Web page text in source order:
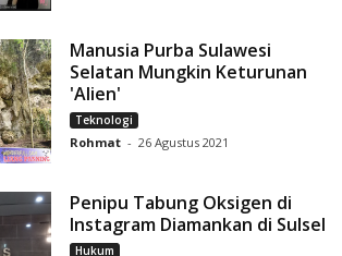
Manusia Purba Sulawesi
Selatan Mungkin Keturunan
'Alien'
Teknologi
Rohmat - 26 Agustus 2021
Penipu Tabung Oksigen di
Instagram Diamankan di Sulsel
Hukum